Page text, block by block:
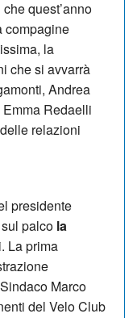
quest’anno
compagine
la
che si avvarrà
Andrea
Redaelli
relazioni
presidente
palco la
La prima
Marco
del Velo Club